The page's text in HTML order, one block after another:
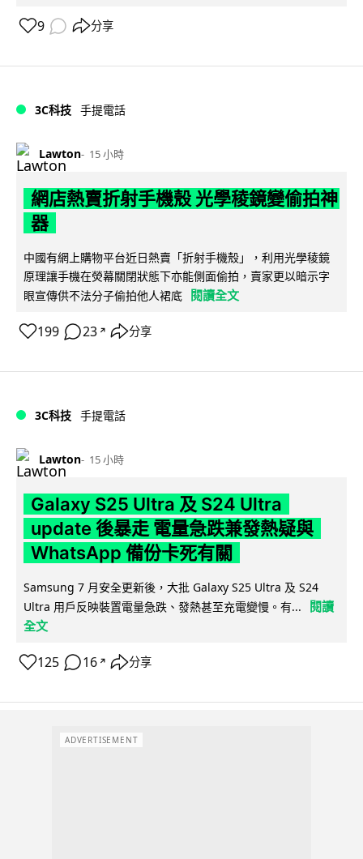
9 分享
3C科技 手提電話
Lawton 15 小時
網店熱賣折射手機殼 光學稜鏡變偷拍神
器
中國有網上購物平台近日熱賣「折射手機殼」，利用光學稜鏡
原理讓手機在熒幕關閉狀態下亦能側面偷拍，賣家更以暗示字
眼宣傳供不法分子偷拍他人裙底 閱讀全文
199 23 ↗ 分享
3C科技 手提電話
Lawton 15 小時
Galaxy S25 Ultra 及 S24 Ultra
update 後暴走 電量急跌兼發熱疑與
WhatsApp 備份卡死有關
Samsung 7 月安全更新後，大批 Galaxy S25 Ultra 及 S24
Ultra 用戶反映裝置電量急跌、發熱甚至充電變慢。有...
閱讀
全文
125 16 ↗ 分享
ADVERTISEMENT